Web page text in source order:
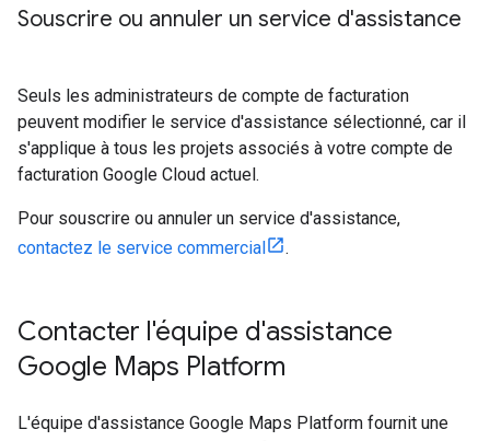
Souscrire ou annuler un service d'assistance
Seuls les administrateurs de compte de facturation
peuvent modifier le service d'assistance sélectionné, car il
s'applique à tous les projets associés à votre compte de
facturation Google Cloud actuel.
Pour souscrire ou annuler un service d'assistance,
contactez le service commercial
.
Contacter l'équipe d'assistance
Google Maps Platform
L'équipe d'assistance Google Maps Platform fournit une